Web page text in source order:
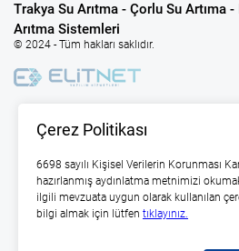
Trakya Su Arıtma - Çorlu Su Artıma
Arıtma Sistemleri
© 2024 - Tüm hakları saklıdır.
Çerez Politikası
6698 sayılı Kişisel Verilerin Korunması
hazırlanmış aydınlatma metnimizi
ilgili mevzuata uygun olarak kullanılan
bilgi almak için lütfen tıklayınız.